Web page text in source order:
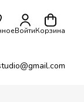
ВойтиКорзина